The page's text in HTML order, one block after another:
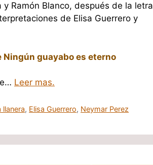
y Ramón Blanco, después de la letra
de Elisa Guerrero y
Ningún guayabo es eterno
Leer mas.
, Elisa Guerrero, Neymar Perez